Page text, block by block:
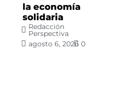
la economía
solidaria
Redacción
Perspectiva
agosto 6, 2026 0